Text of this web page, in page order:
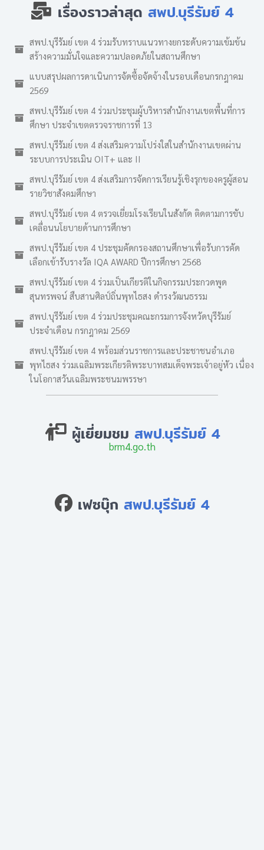
เรื่องราวล่าสุด สพป.บุรีรัมย์ 4
สพป.บุรีรัมย์ เขต 4 ร่วมรับทราบแนวทางยกระดับความเข้มข้น
สร้างความมั่นใจและความปลอดภัยในสถานศึกษา
แบบสรุปผลการดาเนินการจัดซื้อจัดจ้างในรอบเดือนกรกฎาคม
2569
สพป.บุรีรัมย์ เขต 4 ร่วมประชุมผู้บริหารสำนักงานเขตพื้นที่การ
ศึกษา ประจำเขตตรวจราชการที่ 13
สพป.บุรีรัมย์ เขต 4 ส่งเสริมความโปร่งใสในสำนักงานเขตผ่าน
ระบบการประเมิน OIT+ และ II
สพป.บุรีรัมย์ เขต 4 ส่งเสริมการจัดการเรียนรู้เชิงรุกของครูผู้สอน
รายวิชาสังคมศึกษา
สพป.บุรีรัมย์ เขต 4 ตรวจเยี่ยมโรงเรียนในสังกัด ติดตามการขับ
เคลื่อนนโยบายด้านการศึกษา
สพป.บุรีรัมย์ เขต 4 ประชุมคัดกรองสถานศึกษาเพื่อรับการคัด
เลือกเข้ารับรางวัล IQA AWARD ปีการศึกษา 2568
สพป.บุรีรัมย์ เขต 4 ร่วมเป็นเกียรติในกิจกรรมประกวดพูด
สุนทรพจน์ สืบสานศิลป์ถิ่นพุทไธสง ดำรงวัฒนธรรม
สพป.บุรีรัมย์ เขต 4 ร่วมประชุมคณะกรมการจังหวัดบุรีรัมย์
ประจำเดือน กรกฎาคม 2569
สพป.บุรีรัมย์ เขต 4 พร้อมส่วนราชการและประชาชนอำเภอ
พุทไธสง ร่วมเฉลิมพระเกียรติพระบาทสมเด็จพระเจ้าอยู่หัว เนื่อง
ในโอกาสวันเฉลิมพระชนมพรรษา
ผู้เยี่ยมชม สพป.บุรีรัมย์ 4
brm4.go.th
เฟซบุ๊ก สพป.บุรีรัมย์ 4